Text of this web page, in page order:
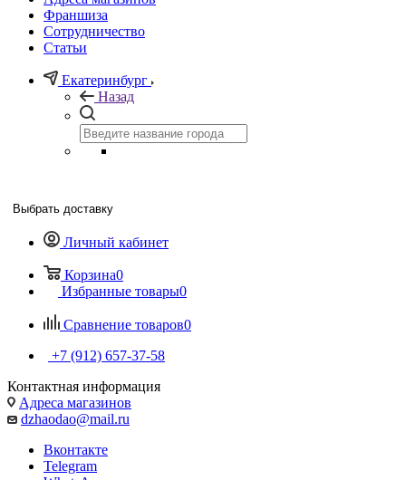
Франшиза
Сотрудничество
Статьи
Екатеринбург
Назад
Выбрать доставку
Личный кабинет
Корзина0
Избранные товары0
Сравнение товаров0
+7 (912) 657-37-58
Контактная информация
Адреса магазинов
dzhaodao@mail.ru
Вконтакте
Telegram